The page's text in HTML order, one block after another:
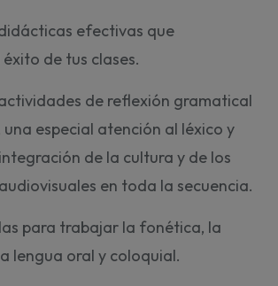
efectivas que
de tus clases.
de reflexión gramatical
especial atención al léxico y
de la cultura y de los
en toda la secuencia.
para trabajar la fonética, la
lengua oral y coloquial.